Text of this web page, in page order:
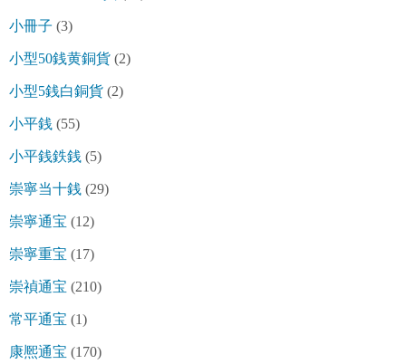
小冊子 (3)
小型50銭黄銅貨 (2)
小型5銭白銅貨 (2)
小平銭 (55)
小平銭鉄銭 (5)
崇寧当十銭 (29)
崇寧通宝 (12)
崇寧重宝 (17)
崇禎通宝 (210)
常平通宝 (1)
康熈通宝 (170)